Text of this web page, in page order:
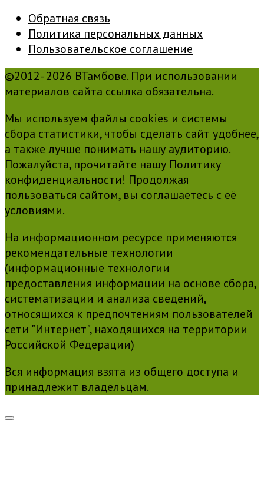
Обратная связь
Политика персональных данных
Пользовательское соглашение
©2012- 2026 ВТамбове. При использовании
материалов сайта ссылка обязательна.
Мы используем файлы cookies и системы
сбора статистики, чтобы сделать сайт удобнее,
а также лучше понимать нашу аудиторию.
Пожалуйста, прочитайте нашу Политику
конфиденциальности! Продолжая
пользоваться сайтом, вы соглашаетесь с её
условиями.
На информационном ресурсе применяются
рекомендательные технологии
(информационные технологии
предоставления информации на основе сбора,
систематизации и анализа сведений,
относящихся к предпочтениям пользователей
сети "Интернет", находящихся на территории
Российской Федерации)
Вся информация взята из общего доступа и
принадлежит владельцам.